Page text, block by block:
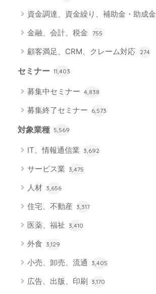
資金調達、資金繰り、補助金・助成金
金融、会計、税金 755
顧客満足、CRM、クレーム対応 274
セミナー 11,403
募集中セミナー 4,838
募集終了セミナー 6,573
対象業種 5,569
IT、情報通信業 3,692
サービス業 3,475
人材 3,656
住宅、不動産 3,317
医薬、福祉 3,410
外食 3,129
小売、卸売、流通 3,405
広告、出版、印刷 3,170